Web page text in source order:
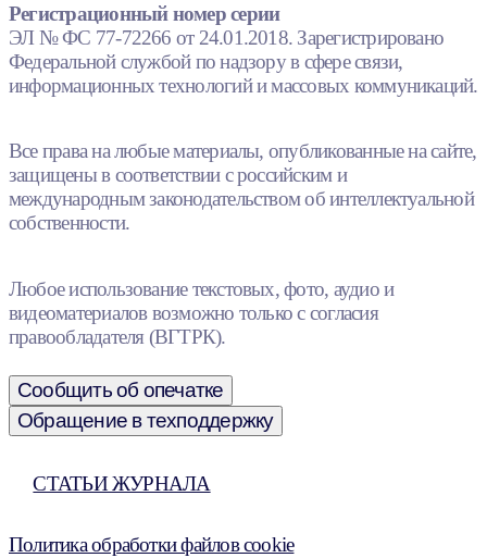
Регистрационный номер серии
ЭЛ № ФС 77-72266 от 24.01.2018. Зарегистрировано
Федеральной службой по надзору в сфере связи,
информационных технологий и массовых коммуникаций.
Все права на любые материалы, опубликованные на сайте,
защищены в соответствии с российским и
международным законодательством об интеллектуальной
собственности.
Любое использование текстовых, фото, аудио и
видеоматериалов возможно только с согласия
правообладателя (ВГТРК).
Сообщить об опечатке
Обращение в техподдержку
СТАТЬИ ЖУРНАЛА
Политика обработки файлов cookie